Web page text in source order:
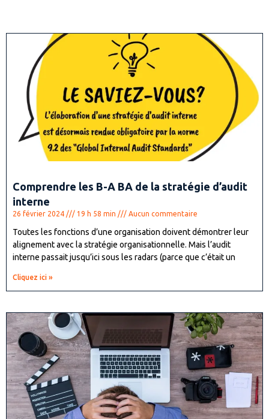
Comprendre les B-A BA de la stratégie d’audit
interne
26 février 2024 19 h 58 min Aucun commentaire
Toutes les fonctions d’une organisation doivent démontrer leur
alignement avec la stratégie organisationnelle. Mais l’audit
interne passait jusqu’ici sous les radars (parce que c’était un
Cliquez ici »